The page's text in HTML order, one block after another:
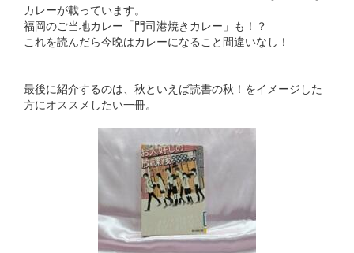
カレーが載っています。
福岡のご当地カレー「門司港焼きカレー」も！？
これを読んだら今晩はカレーになること間違いなし！
最後に紹介するのは、秋といえば読書の秋！をイメージした
方にオススメしたい一冊。